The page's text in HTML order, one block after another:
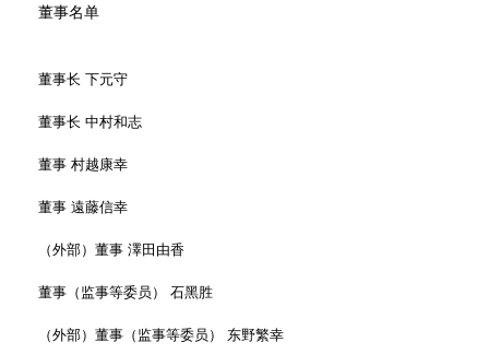
董事名单
董事长 下元守
董事长 中村和志
董事 村越康幸
董事 遠藤信幸
（外部）董事 澤田由香
董事（监事等委员） 石黑胜
（外部）董事（监事等委员） 东野繁幸